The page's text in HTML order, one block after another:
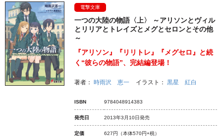
電撃文庫
一つの大陸の物語〈上〉 ～アリソンとヴィル
とリリアとトレイズとメグとセロンとその他
～
『アリソン』『リリトレ』『メグセロ』と続
く“彼らの物語”、完結編登場！
著者： 時雨沢 恵一 イラスト： 黒星 紅白
ISBN 9784048914383
発売日 2013年3月10日発売
定価 627円 （本体570円+税）